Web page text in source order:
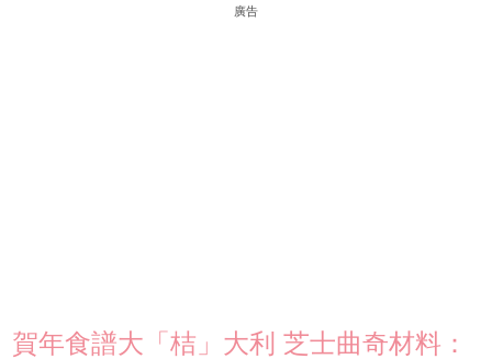
廣告
賀年食譜大「桔」大利 芝士曲奇材料：